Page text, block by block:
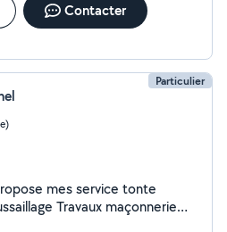
Contacter
Particulier
mes service tonte
maçonnerie